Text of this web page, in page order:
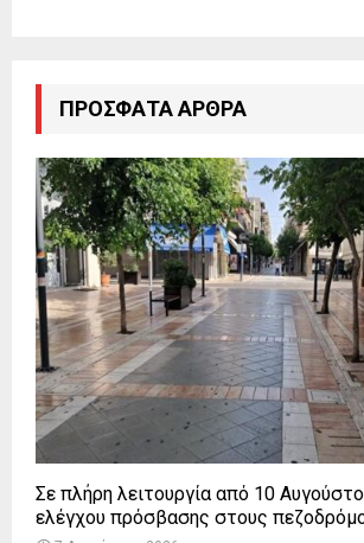
ΠΡΌΣΦΑΤΑ ΆΡΘΡΑ
Σε πλήρη λειτουργία από 10
ελέγχου πρόσβασης στους